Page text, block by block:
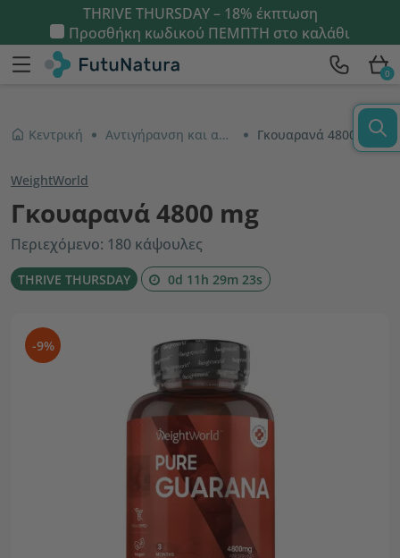
THRIVE THURSDAY – 18% έκπτωση
Προσθήκη κωδικού ΠΕΜΠΤΗ στο καλάθι
0
Κεντρική Αντιγήρανση και αντιοξειδωτικά Γκουαρανά 4800 mg
WeightWorld
Γκουαρανά 4800 mg
Περιεχόμενο: 180 κάψουλες
THRIVE THURSDAY 0d 11h 29m 23s
-9%